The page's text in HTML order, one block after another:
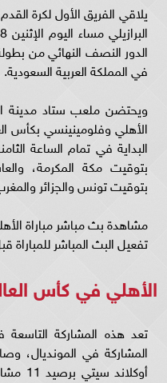
يلاقي الفريق الأول لكرة
في المملكة العربية السعودية.
ويحتضن ملعب ستاد مدينة
الأهلي وفلومينينسي بكأس
البداية في تمام الساعة
بتوقيت مكة المكرمة،
بتوقيت تونس والجزائر
مشاهدة بث مباشر مباراة
تفعيل البث المباشر
الأهلي في كأس
تعد هذه المشاركة التاسعة
المشاركة في المونديال،